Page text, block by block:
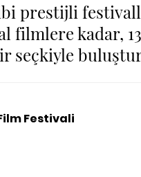
prestijli
filmlere kadar,
seçkiyle
Festivali